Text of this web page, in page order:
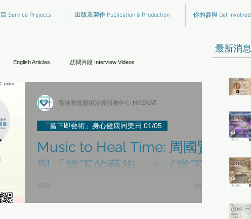
Service Projects 出版及製作 Publication & Production 你的參與 Get Involved
English Articles 訪問片段 Interview Videos
「當下即藝術」身心健康同樂日 30/04
新活動 Latest UpdatesMusic to Heal Time: 周國賢
與「當下的藝術」@《當下
「當下即藝術」身心健康同樂日 01/05
香港表達藝術治療服務中心 HKEXAT
​最新消息